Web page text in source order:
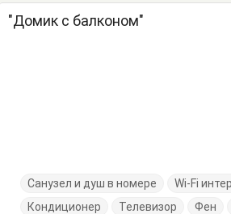
"Домик с балконом"
Санузел и душ в номере
Wi-Fi
Кондиционер
Телевизор Фен